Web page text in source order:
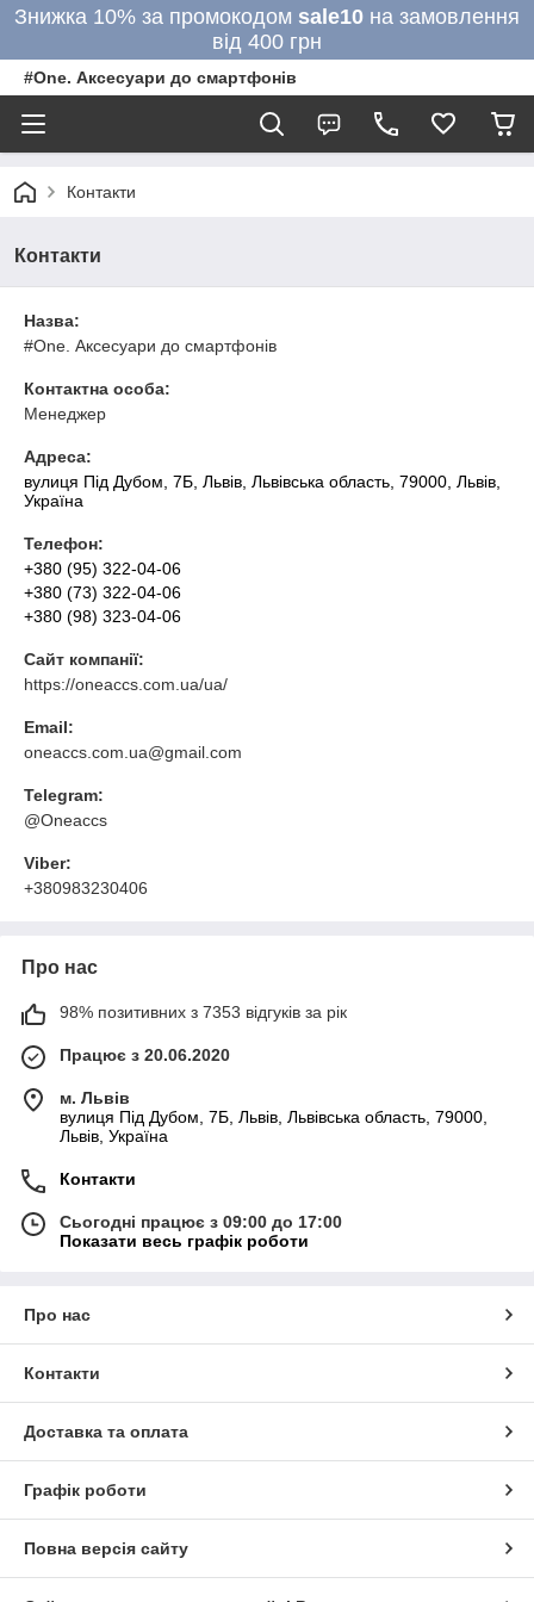
Знижка 10% за промокодом sale10 на замовлення
від 400 грн
#One. Аксесуари до смартфонів
Контакти
Контакти
Назва:
#One. Аксесуари до смартфонів
Контактна особа:
Менеджер
Адреса:
вулиця Під Дубом, 7Б, Львів, Львівська область, 79000, Львів,
Україна
Телефон:
+380 (95) 322-04-06
+380 (73) 322-04-06
+380 (98) 323-04-06
Сайт компанії:
https://oneaccs.com.ua/ua/
Email:
oneaccs.com.ua@gmail.com
Telegram:
@Oneaccs
Viber:
+380983230406
Про нас
98% позитивних з 7353 відгуків за рік
Працює з 20.06.2020
м. Львів
вулиця Під Дубом, 7Б, Львів, Львівська область, 79000,
Львів, Україна
Контакти
Сьогодні працює з 09:00 до 17:00
Показати весь графік роботи
Про нас
Контакти
Доставка та оплата
Графік роботи
Повна версія сайту